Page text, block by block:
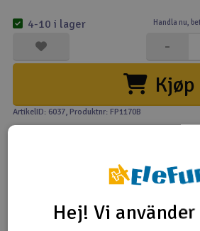
Kamerautrustning
Modellbygg- och
Modelljärnväg
Radioutrustning
Handla nu,
Kjøp
-
4-10 i lager
ArtikelID: 6037, Produktnr: FP1170B
Hej! Vi